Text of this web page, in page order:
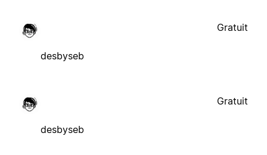
desbyseb
Gratuit
desbyseb
Gratuit